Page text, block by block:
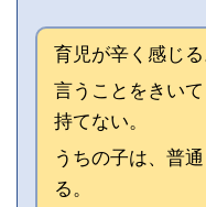
育児が辛く感じる
言うことをきい
持てない。
うちの子は、普
る。